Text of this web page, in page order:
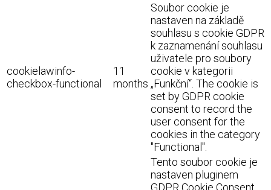
cookielawinfo-
checkbox-functional
11
months
Soubor cookie je
nastaven na základě
souhlasu s cookie GDPR
k zaznamenání souhlasu
uživatele pro soubory
cookie v kategorii
„Funkční“. The cookie is
set by GDPR cookie
consent to record the
user consent for the
cookies in the category
"Functional".
Tento soubor cookie je
nastaven pluginem
GDPR Cookie Consent.